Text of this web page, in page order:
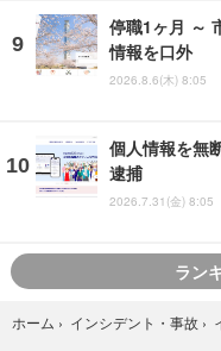
停職1ヶ月 ～
情報を口外
2026.8.6(木) 8:05
個人情報を無
逮捕
2026.7.31(金) 8:05
ラン
ホーム › インシデント・事故 ›